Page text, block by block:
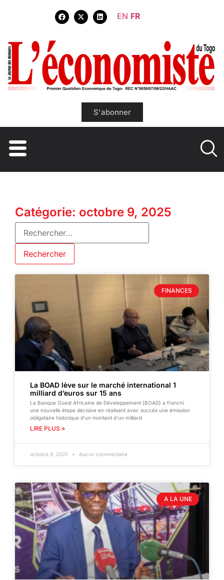
EN FR
S'abonner
Catégorie: octobre 9, 2025
FINANCES
La BOAD lève sur le marché international 1
milliard d’euros sur 15 ans
La Banque Ouest Africaine de Développement (BOAD) a franchi
une nouvelle étape décisive en réalisant avec succès une émission
obligataire historique d’un montant d’un milliard
LIRE PLUS »
octobre 9, 2025 Aucun commentaire
A LA UNE